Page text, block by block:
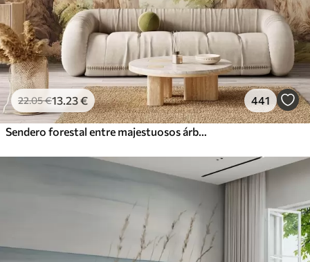
22.05€13 .23€ 441